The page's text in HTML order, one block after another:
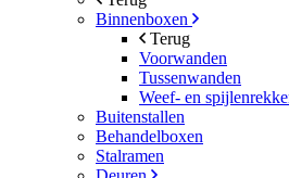
Binnenboxen
Terug
Voorwanden
Tussenwanden
Weef- en
Buitenstallen
Behandelboxen
Stalramen